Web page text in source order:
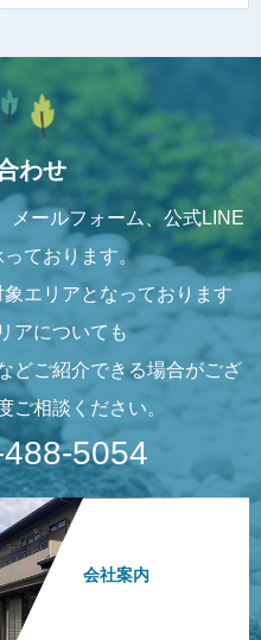
わせ
メールフォーム、公式LINE
ております。
エリアとなっております
アについても
どご紹介できる場合がござ
ご相談ください。
5054
会社案内